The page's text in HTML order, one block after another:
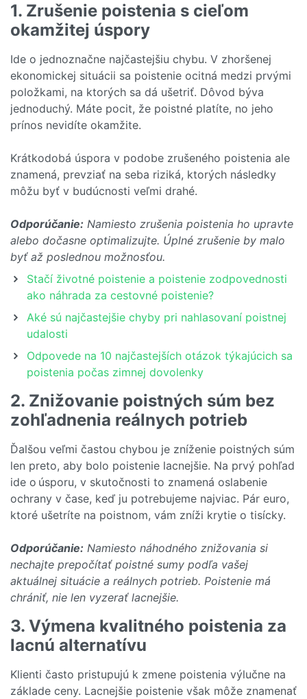
1. Zrušenie poistenia s cieľom
okamžitej úspory
Ide o jednoznačne najčastejšiu chybu. V zhoršenej
ekonomickej situácii sa poistenie ocitná medzi prvými
položkami, na ktorých sa dá ušetriť. Dôvod býva
jednoduchý. Máte pocit, že poistné platíte, no jeho
prínos nevidíte okamžite.
Krátkodobá úspora v podobe zrušeného poistenia ale
znamená, prevziať na seba riziká, ktorých následky
môžu byť v budúcnosti veľmi drahé.
Odporúčanie: Namiesto zrušenia poistenia ho upravte
alebo dočasne optimalizujte. Úplné zrušenie by malo
byť až poslednou možnosťou.
Stačí životné poistenie a poistenie zodpovednosti
ako náhrada za cestovné poistenie?
Aké sú najčastejšie chyby pri nahlasovaní poistnej
udalosti
Odpovede na 10 najčastejších otázok týkajúcich sa
poistenia počas zimnej dovolenky
2. Znižovanie poistných súm bez
zohľadnenia reálnych potrieb
Ďalšou veľmi častou chybou je zníženie poistných súm
len preto, aby bolo poistenie lacnejšie. Na prvý pohľad
ide o úsporu, v skutočnosti to znamená oslabenie
ochrany v čase, keď ju potrebujeme najviac. Pár euro,
ktoré ušetríte na poistnom, vám zníži krytie o tisícky.
Odporúčanie: Namiesto náhodného znižovania si
nechajte prepočítať poistné sumy podľa vašej
aktuálnej situácie a reálnych potrieb. Poistenie má
chrániť, nie len vyzerať lacnejšie.
3. Výmena kvalitného poistenia za
lacnú alternatívu
Klienti často pristupujú k zmene poistenia výlučne na
základe ceny. Lacnejšie poistenie však môže znamenať